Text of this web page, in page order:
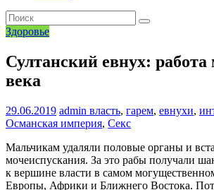
Здоровье
Султанский евнух:
века
29.06.2019 admin власть, гарем, евнухи,
Османская империя, Секс
Мальчикам удаляли половые органы и
мочеиспускания. За это рабы получали
к вершине власти в самом
Европы, Африки и Ближнего Востока.